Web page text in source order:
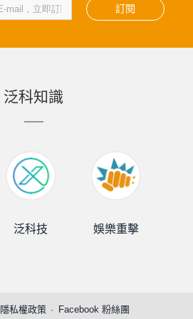
訂閱
泛科知識
泛科技 娛樂重擊
隱私權政策 Facebook 粉絲團